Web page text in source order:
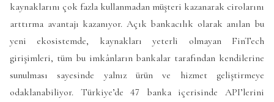
kaynaklarını çok fazla kullanmadan müşteri kazanarak cirolarını
arttırma avantajı kazanıyor. Açık bankacılık olarak anılan bu
yeni ekosistemde, kaynakları yeterli olmayan FinTech
girişimleri, tüm bu imkânların bankalar tarafından kendilerine
sunulması sayesinde yalnız ürün ve hizmet geliştirmeye
odaklanabiliyor. Türkiye’de 47 banka içerisinde API’lerini